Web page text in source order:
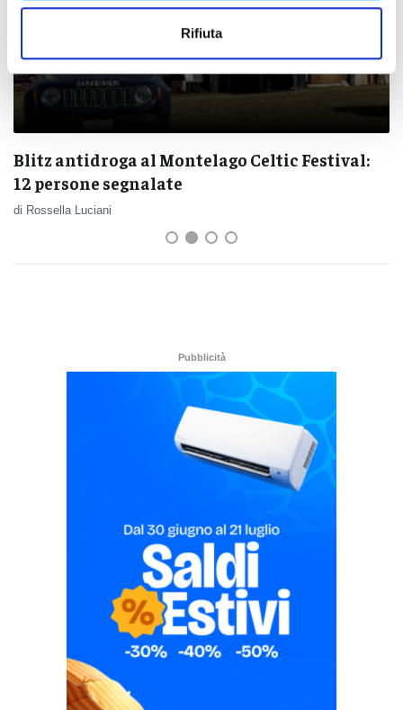
Rifiuta
Blitz antidroga al Montelago Celtic Festival:
12 persone segnalate
di Rossella Luciani
Pubblicità